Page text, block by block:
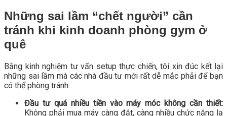
Những sai lầm “chết người” cần
tránh khi kinh doanh phòng gym ở
quê
Bằng kinh nghiệm tư vấn setup thực chiến, tôi xin đúc kết lại
những sai lầm mà các nhà đầu tư mới rất dễ mắc phải để bạn
có thể phòng tránh:
Đầu tư quá nhiều tiền vào máy móc không cần thiết:
Không phải mua máy càng đắt, càng nhiều chức năng lạ